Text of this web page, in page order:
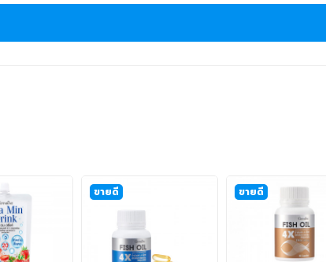
ขายดี ขายดี